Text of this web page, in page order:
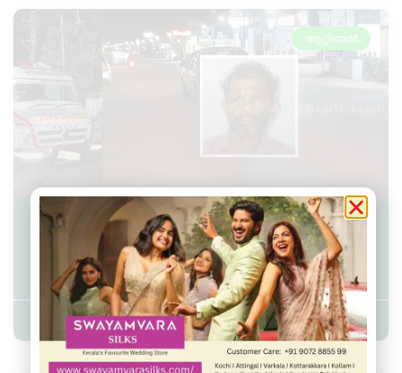
ആറ്റിങ്ങൽ
ആറ്റിങ്ങലിൽ ആംബുലൻസ് ഇടിച്ച്
കാൽനടയാത്രക്കാരൻ മരണപ്പെട്ടു
Admin YS July 29, 2025 10:29 pm